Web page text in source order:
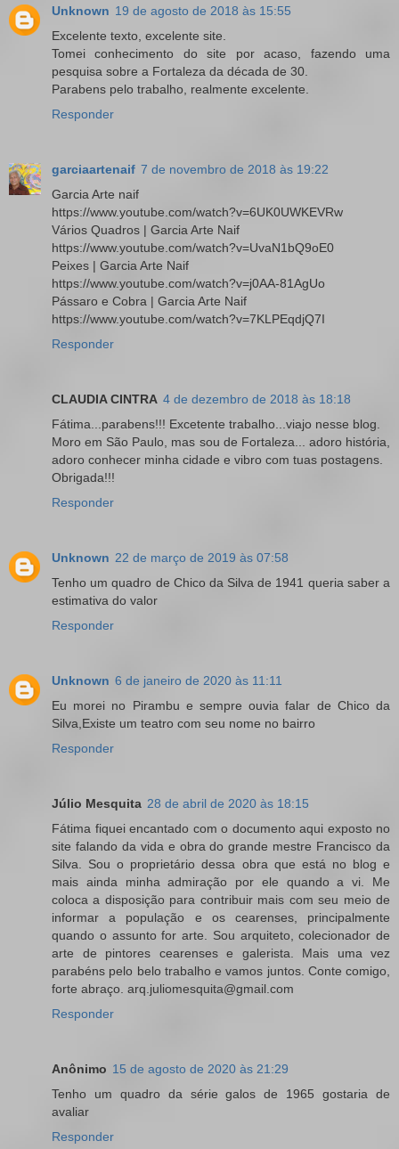
Unknown 19 de agosto de 2018 às 15:55
Excelente texto, excelente site.
Tomei conhecimento do site por acaso, fazendo uma
pesquisa sobre a Fortaleza da década de 30.
Parabens pelo trabalho, realmente excelente.
Responder
garciaartenaif 7 de novembro de 2018 às 19:22
Garcia Arte naif
https://www.youtube.com/watch?v=6UK0UWKEVRw
Vários Quadros | Garcia Arte Naif
https://www.youtube.com/watch?v=UvaN1bQ9oE0
Peixes | Garcia Arte Naif
https://www.youtube.com/watch?v=j0AA-81AgUo
Pássaro e Cobra | Garcia Arte Naif
https://www.youtube.com/watch?v=7KLPEqdjQ7I
Responder
CLAUDIA CINTRA 4 de dezembro de 2018 às 18:18
Fátima...parabens!!! Excetente trabalho...viajo nesse blog.
Moro em São Paulo, mas sou de Fortaleza... adoro história,
adoro conhecer minha cidade e vibro com tuas postagens.
Obrigada!!!
Responder
Unknown 22 de março de 2019 às 07:58
Tenho um quadro de Chico da Silva de 1941 queria saber a
estimativa do valor
Responder
Unknown 6 de janeiro de 2020 às 11:11
Eu morei no Pirambu e sempre ouvia falar de Chico da
Silva,Existe um teatro com seu nome no bairro
Responder
Júlio Mesquita 28 de abril de 2020 às 18:15
Fátima fiquei encantado com o documento aqui exposto no
site falando da vida e obra do grande mestre Francisco da
Silva. Sou o proprietário dessa obra que está no blog e
mais ainda minha admiração por ele quando a vi. Me
coloca a disposição para contribuir mais com seu meio de
informar a população e os cearenses, principalmente
quando o assunto for arte. Sou arquiteto, colecionador de
arte de pintores cearenses e galerista. Mais uma vez
parabéns pelo belo trabalho e vamos juntos. Conte comigo,
forte abraço. arq.juliomesquita@gmail.com
Responder
Anônimo 15 de agosto de 2020 às 21:29
Tenho um quadro da série galos de 1965 gostaria de
avaliar
Responder